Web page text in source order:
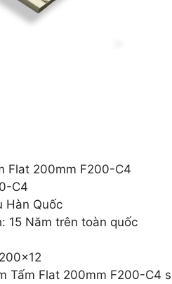
Flat 200mm F200-C4
C4
Hàn Quốc
15 Năm trên toàn quốc
Tấm Flat 200mm F200-C4